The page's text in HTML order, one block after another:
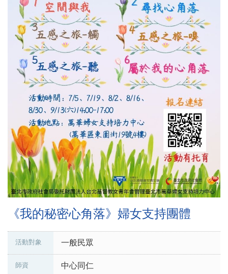
《我的秘密心角落》婦女支持團體
活動對象 一般民眾
師資 中心同仁